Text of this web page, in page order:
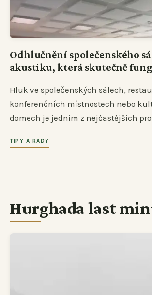
Odhlučnění společenského
akustiku, která skutečně
Hluk ve společenských sálech,
konferenčních místnostech nebo
domech je jedním z nejčastějších
TIPY A RADY
Hurghada last